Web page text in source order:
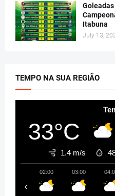
Itabuna
July 13,
TEMPO NA SUA REGIÃO
33°C
1.4 m/s
02:00 03:00
‹